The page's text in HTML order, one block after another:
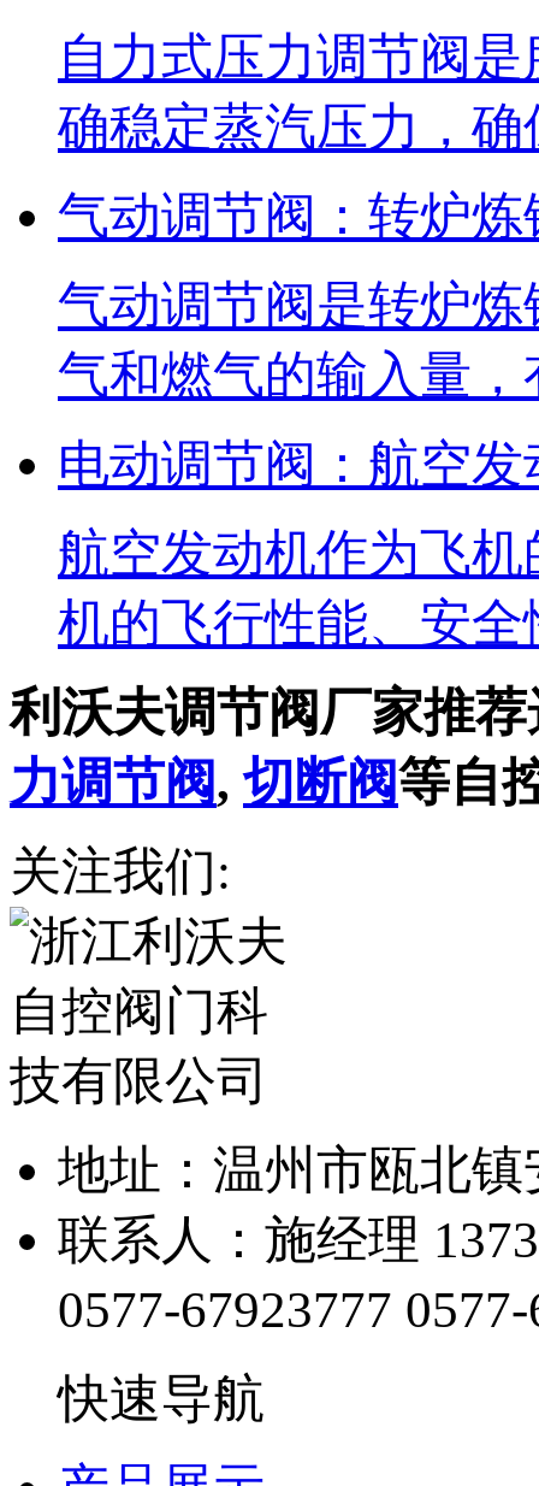
自力式压力调节阀
确稳定蒸汽压力，
气动调节阀：转炉
气动调节阀是转炉
气和燃气的输入量
电动调节阀：航空
航空发动机作为飞
机的飞行性能、安
利沃夫调节阀厂家推
力调节阀,切断阀等自
关注我们:
地址：温州市瓯北
联系人：施经理
0577-67923777
快速导航